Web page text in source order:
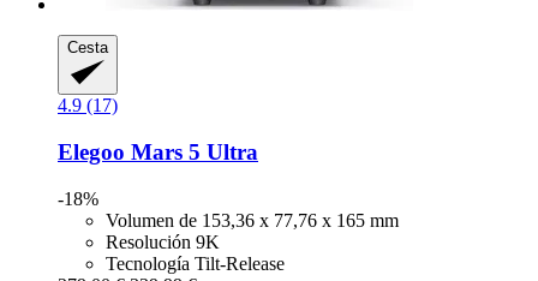
Cesta
4.9 (17)
Elegoo Mars 5 Ultra
-18%
Volumen de 153,36 x 77,76 x 165 mm
Resolución 9K
Tecnología Tilt-Release